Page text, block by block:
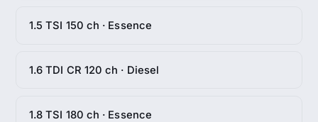
1.5 TSI 150 ch · Essence
1.6 TDI CR 120 ch · Diesel
1.8 TSI 180 ch · Essence